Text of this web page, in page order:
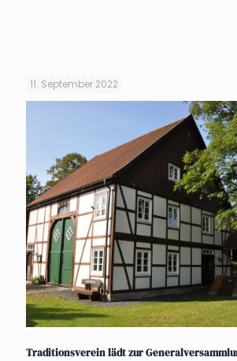
11. September 2022
Traditionsverein lädt zur